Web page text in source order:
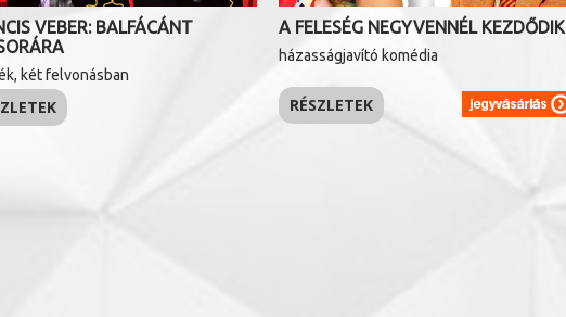
VEBER: BALFÁCÁNT
két felvonásban
A FELESÉG NEGYVENNÉL KEZDŐDIK
házasságjavító komédia
RÉSZLETEK